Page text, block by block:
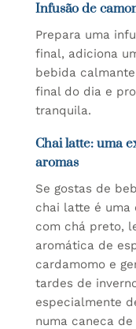
Infusão de
Prepara uma
final, adiciona
bebida
final do dia e
tranquila.
Chai latte: uma
aromas
Se gostas de
chai latte é uma
com chá preto,
aromática de
cardamomo e
tardes de
especialmente
numa caneca